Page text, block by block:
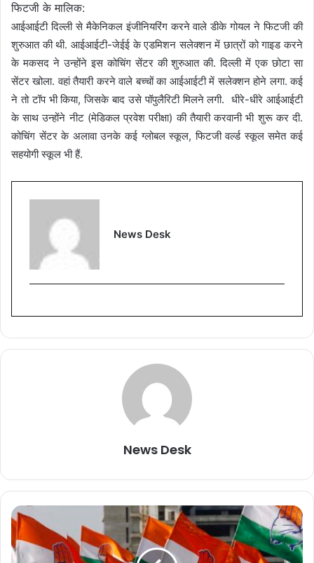
फिटजी के मालिक:
आईआईटी दिल्ली से मैकेनिकल इंजीनियरिंग करने वाले डीके गोयल ने फिटजी की
शुरुआत की थी. आईआईटी-जेईई के एडमिशन सलेक्शन में छात्रों को गाइड करने
के मकसद ने उन्होंने इस कोचिंग सेंटर की शुरुआत की. दिल्ली में एक छोटा सा
सेंटर खोला. वहां तैयारी करने वाले बच्चों का आईआईटी में सलेक्शन होने लगा. कई
ने तो टॉप भी किया, जिसके बाद उसे पॉपुलैरिटी मिलने लगी. धीरे-धीरे आईआईटी
के साथ उन्होंने नीट (मेडिकल प्रवेश परीक्षा) की तैयारी करवानी भी शुरू कर दी.
कोचिंग सेंटर के अलावा उनके कई ग्लोबल स्कूल, फिटजी वर्ल्ड स्कूल समेत कई
सहयोगी स्कूल भी हैं.
News Desk
News Desk